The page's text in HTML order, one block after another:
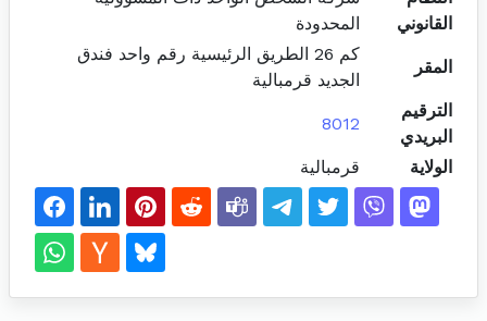
القانوني
المحدودة
المقر
كم 26 الطريق الرئيسية رقم واحد فندق
الجديد قرمبالية
الترقيم
البريدي
8012
الولاية قرمبالية